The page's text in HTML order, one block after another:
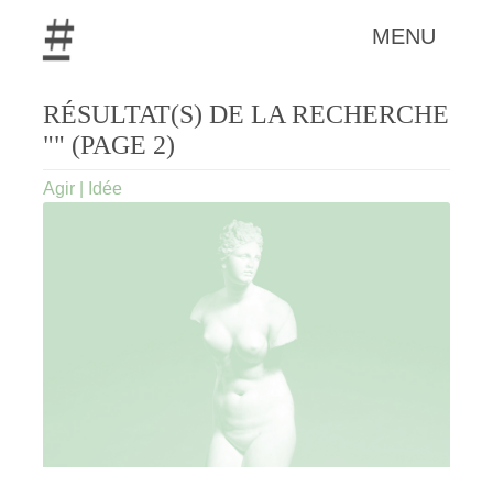
MENU
RÉSULTAT(S) DE LA RECHERCHE
"" (PAGE 2)
Agir Idée